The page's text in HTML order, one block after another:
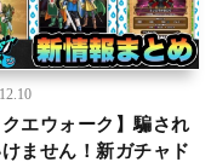
クエウォーク】騙され
ません！新ガチャド